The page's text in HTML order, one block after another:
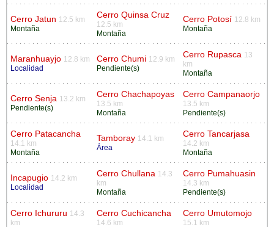
Cerro Jatun 12.5 km
Montaña
Cerro Quinsa Cruz
12.5 km
Montaña
Cerro Potosí 12.8 km
Montaña
Maranhuayjo 12.8 km
Localidad
Cerro Chumi 12.9 km
Pendiente(s)
Cerro Rupasca 13
km
Montaña
Cerro Senja 13.2 km
Pendiente(s)
Cerro Chachapoyas
13.5 km
Montaña
Cerro Campanaorjo
13.5 km
Pendiente(s)
Cerro Patacancha
14.1 km
Montaña
Tamboray 14.1 km
Área
Cerro Tancarjasa
14.2 km
Montaña
Incapugio 14.2 km
Localidad
Cerro Chullana 14.3
km
Montaña
Cerro Pumahuasin
14.3 km
Pendiente(s)
Cerro Ichururu 14.3
km
Cerro Cuchicancha
14.6 km
Cerro Umutomojo
15.1 km